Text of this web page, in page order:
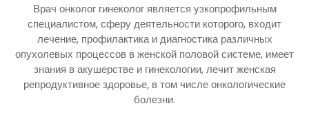
Врач онколог гинеколог является узкопрофильным
специалистом, сферу деятельности которого, входит
лечение, профилактика и диагностика различных
опухолевых процессов в женской половой системе, имеет
знания в акушерстве и гинекологии, лечит женская
репродуктивное здоровье, в том числе онкологические
болезни.